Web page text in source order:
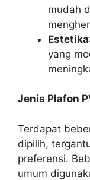
mudah
Estetika
yang
Jenis Plafon
Terdapat
dipilih,
preferensi.
umum